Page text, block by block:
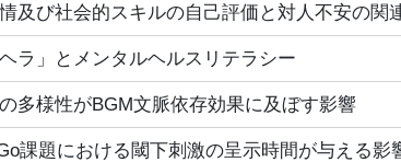
及び社会的スキルの自己評価と対人不安の関
ヘラ」とメンタルヘルスリテラシー
多様性がBGM文脈依存効果に及ぼす影響
課題における閾下刺激の呈示時間が与える